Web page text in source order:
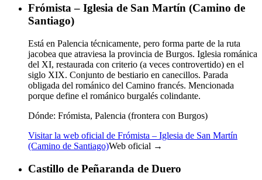
Frómista – Iglesia de San Martín (Camino de
Santiago)
Está en Palencia técnicamente, pero forma parte de la ruta
jacobea que atraviesa la provincia de Burgos. Iglesia románica
del XI, restaurada con criterio (a veces controvertido) en el
siglo XIX. Conjunto de bestiario en canecillos. Parada
obligada del románico del Camino francés. Mencionada
porque define el románico burgalés colindante.
Dónde: Frómista, Palencia (frontera con Burgos)
Visitar la web oficial de Frómista – Iglesia de San Martín
(Camino de Santiago)Web oficial →
Castillo de Peñaranda de Duero